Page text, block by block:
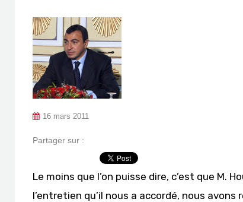
16 mars 2011
Partager sur :
Le moins que l’on puisse dire, c’est que M.
l’entretien qu’il nous a accordé, nous